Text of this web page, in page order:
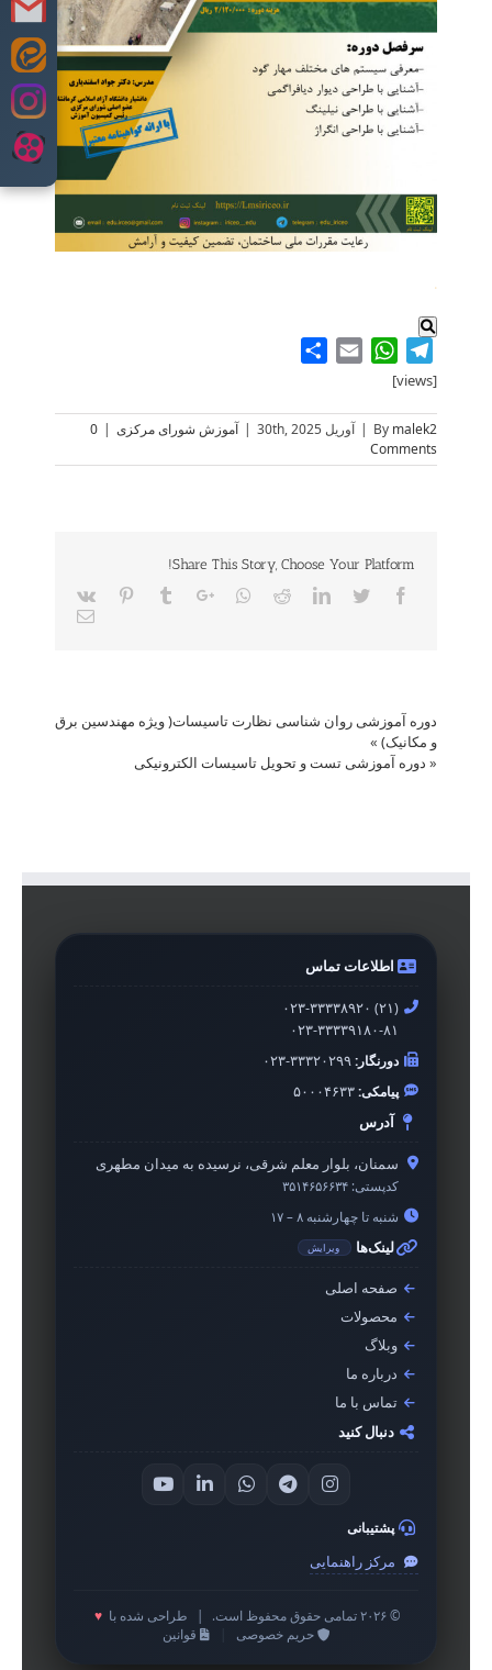
.
Telegram
WhatsApp
Email
[views]
By malek2
| آوریل 30th, 2025 | آموزش شورای مرکزی |
0
Comments
Share This Story, Choose Your Platform!
Facebook
Twitter
LinkedIn
Reddit
Whatsapp
Google+
Tumblr
Pinterest
Vk
Email
دوره آموزشی روان شناسی نظارت تاسیسات( ویژه مهندسین برق
و مکانیک) »
« دوره آموزشی تست و تحویل تاسیسات الکترونیکی
اطلاعات تماس
۰۲۳-۳۳۳۳۸۹۲۰ (۲۱)
۰۲۳-۳۳۳۳۹۱۸۰-۸۱
دورنگار:۰۲۳-۳۳۳۲۰۲۹۹
پیامکی:۵۰۰۰۴۶۳۳
آدرس
سمنان، بلوار معلم شرقی، نرسیده به میدان مطهری
کدپستی: ۳۵۱۴۶۵۶۶۳۴
شنبه تا چهارشنبه ۸ – ۱۷
لینک‌ها ویرایش
صفحه اصلی
محصولات
وبلاگ
درباره ما
تماس با ما
دنبال کنید
پشتیبانی
مرکز راهنمایی
© ۲۰۲۶ تمامی حقوق محفوظ است. طراحی شده با ♥
حریم خصوصی
قوانین